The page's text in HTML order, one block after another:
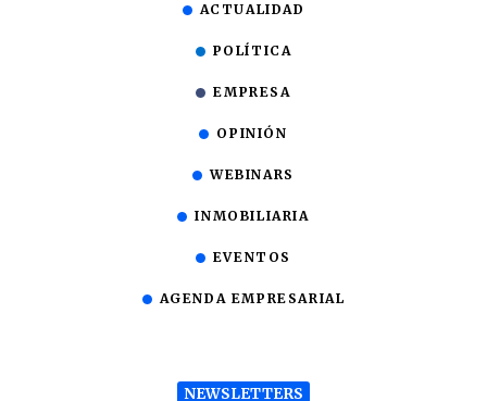
ACTUALIDAD
POLÍTICA
EMPRESA
OPINIÓN
WEBINARS
INMOBILIARIA
EVENTOS
AGENDA EMPRESARIAL
NEWSLETTERS